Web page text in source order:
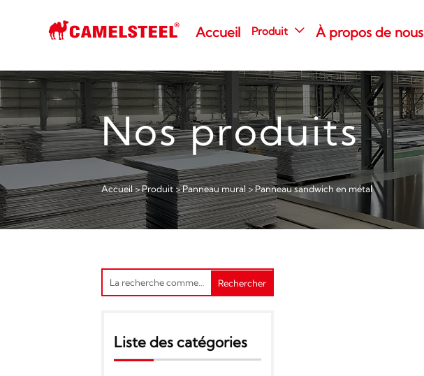
Accueil Produit  À propos de nous
Nos produits
Accueil>Produit>Panneau mural>Panneau sandwich en métal
Rechercher
Liste des catégories